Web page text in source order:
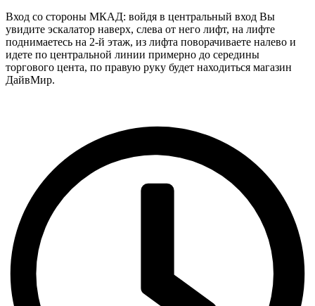
Вход со стороны МКАД: войдя в центральный вход Вы
увидите эскалатор наверх, слева от него лифт, на лифте
поднимаетесь на 2-й этаж, из лифта поворачиваете налево и
идете по центральной линии примерно до середины
торгового цента, по правую руку будет находиться магазин
ДайвМир.